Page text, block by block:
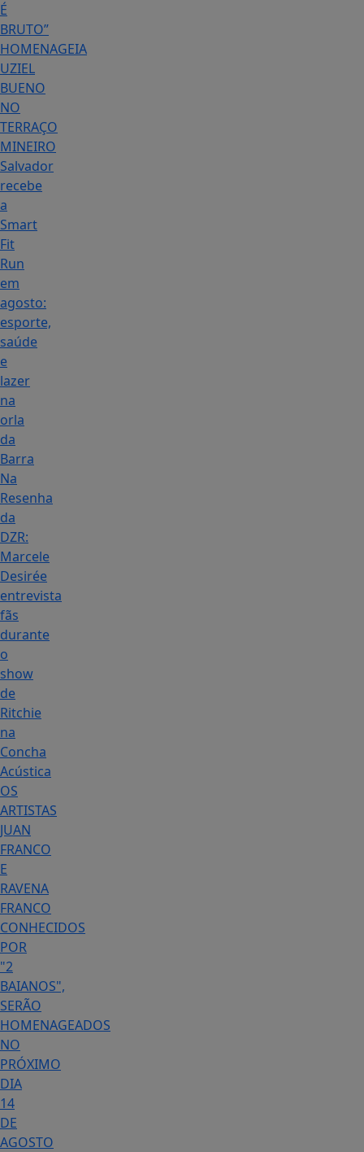
É
BRUTO”
HOMENAGEIA
UZIEL
BUENO
NO
TERRAÇO
MINEIRO
Salvador
recebe
a
Smart
Fit
Run
em
agosto:
esporte,
saúde
e
lazer
na
orla
da
Barra
Na
Resenha
da
DZR:
Marcele
Desirée
entrevista
fãs
durante
o
show
de
Ritchie
na
Concha
Acústica
OS
ARTISTAS
JUAN
FRANCO
E
RAVENA
FRANCO
CONHECIDOS
POR
"2
BAIANOS",
SERÃO
HOMENAGEADOS
NO
PRÓXIMO
DIA
14
DE
AGOSTO